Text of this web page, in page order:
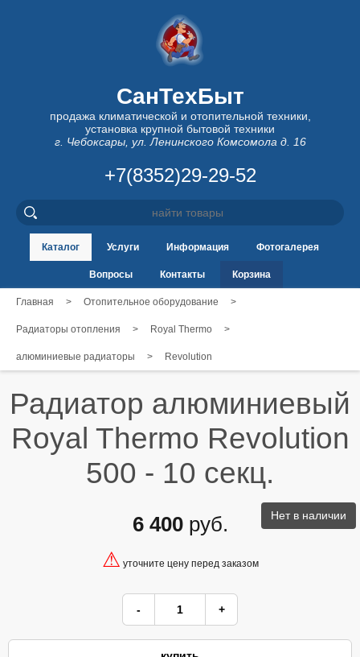
СанТехБыт
продажа климатической и отопительной техники,
установка крупной бытовой техники
г. Чебоксары, ул. Ленинского Комсомола д. 16
+7(8352)29-29-52
Каталог Услуги Информация Фотогалерея
Вопросы Контакты Корзина
Главная > Отопительное оборудование >
Радиаторы отопления > Royal Thermo >
алюминиевые радиаторы > Revolution
Радиатор алюминиевый
Royal Thermo Revolution
500 - 10 секц.
Нет в наличии
6 400руб.
⚠ уточните цену перед заказом